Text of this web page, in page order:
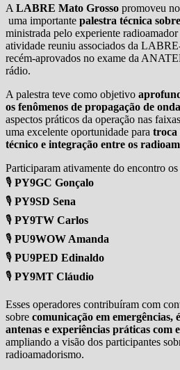
A LABRE Mato Grosso promoveu
uma importante palestra técnica
ministrada pelo experiente radioamador
atividade reuniu associados da
recém-aprovados no exame da
rádio.
A palestra teve como objetivo
os fenômenos de propagação de
aspectos práticos da operação nas
uma excelente oportunidade para troca
técnico e integração entre os
Participaram ativamente do encontro
🎙 PY9GC Gonçalo
🎙 PY9SD Sena
🎙 PY9TW Carlos
🎙 PU9WOW Amanda
🎙 PU9PED Edinaldo
🎙 PY9MT Cláudio
Esses operadores contribuíram com
sobre comunicação em emergências,
antenas e experiências práticas com
ampliando a visão dos participantes
radioamadorismo.